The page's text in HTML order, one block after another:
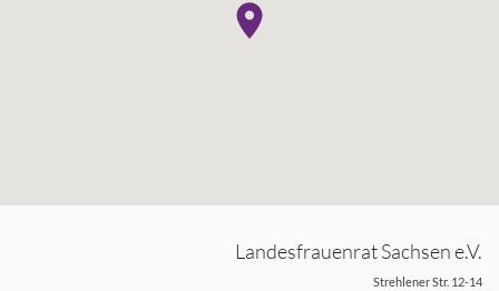
Landesfrauenrat Sachsen e.V.
Strehlener Str. 12-14